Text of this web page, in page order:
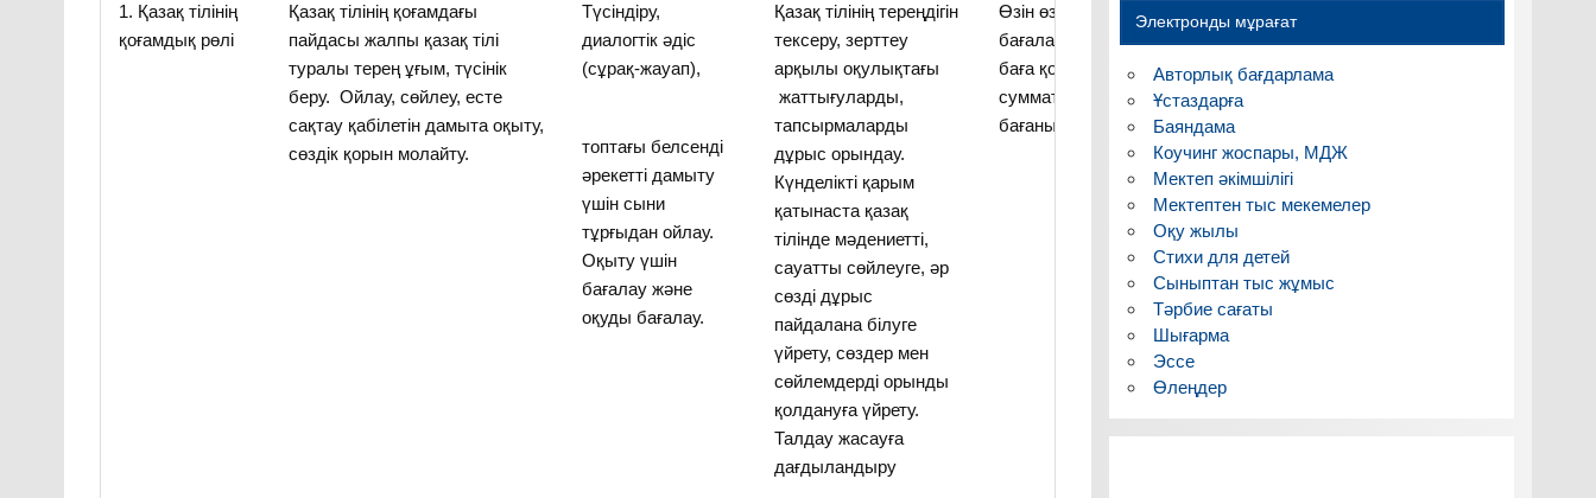
1. Қазақ тілінің
қоғамдық рөлі
Қазақ тілінің қоғамдағы
пайдасы жалпы қазақ тілі
туралы терең ұғым, түсінік
беру. Ойлау, сөйлеу, есте
сақтау қабілетін дамыта оқыту,
сөздік қорын молайту.
Түсіндіру,
диалогтік әдіс
(сұрақ-жауап),
топтағы белсенді
әрекетті дамыту
үшін сыни
тұрғыдан ойлау.
Оқыту үшін
бағалау және
оқуды бағалау.
Қазақ тілінің тереңдігін
тексеру, зерттеу
арқылы оқулықтағы
жаттығуларды,
тапсырмаларды
дұрыс орындау.
Күнделікті қарым
қатынаста қазақ
тілінде мәдениетті,
сауатты сөйлеуге, әр
сөзді дұрыс
пайдалана білуге
үйрету, сөздер мен
сөйлемдерді орынды
қолдануға үйрету.
Талдау жасауға
дағдыландыру
Өзін өзі әділ
бағалау.Формативті
баға қоюды үйрету,
суммативтік
бағаны шығару.
көмектесемін.
Түрлі түсті
қағаздармен
топқа бөлу.
аралап, әрбір топ
мүшесінің
жұмысын
қадағалаймын.
Топ мүшелерін
рөлдерге бөлемін
интерактивті тақта,
Электронды мұрағат
Авторлық бағдарлама
Ұстаздарға
Баяндама
Коучинг жоспары, МДЖ
Мектеп әкімшілігі
Мектептен тыс мекемелер
Оқу жылы
Стихи для детей
Сыныптан тыс жұмыс
Тәрбие сағаты
Шығарма
Эссе
Өлеңдер